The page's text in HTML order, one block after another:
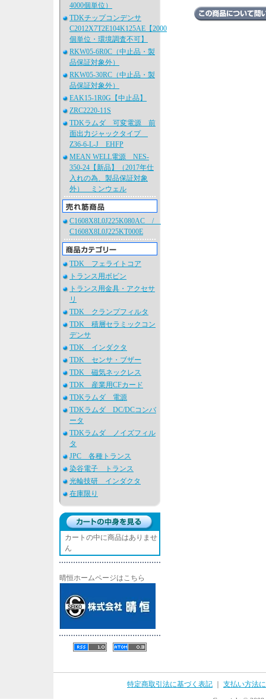
4000個単位）
TDKチップコンデンサ
C2012X7T2E104K125AE【2000
個単位・環境調査不可】
RKW05-6R0C（中止品・製
品保証対象外）
RKW05-30RC（中止品・製
品保証対象外）
EAK15-1R0G【中止品】
ZRC2220-11S
TDKラムダ 可変電源 前
面出力ジャックタイプ
Z36-6-L-J EHFP
MEAN WELL電源 NES-
350-24【新品】（2017年仕
入れの為、製品保証対象
外） ミンウェル
C1608X8L0J225K080AC /
C1608X8L0J225KT000E
TDK フェライトコア
トランス用ボビン
トランス用金具・アクセサ
リ
TDK クランプフィルタ
TDK 積層セラミックコン
デンサ
TDK インダクタ
TDK センサ・ブザー
TDK 磁気ネックレス
TDK 産業用CFカード
TDKラムダ 電源
TDKラムダ DC/DCコンバ
ータ
TDKラムダ ノイズフィル
タ
JPC 各種トランス
染谷電子 トランス
光輪技研 インダクタ
在庫限り
カートの中に商品はありませ
ん
晴恒ホームページはこちら
特定商取引法に基づく表記
支払い方法